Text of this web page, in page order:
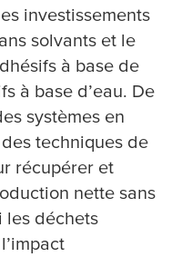
investissements
solvants et le
à base de
à base d’eau. De
systèmes en
techniques de
récupérer et
nette sans
les déchets